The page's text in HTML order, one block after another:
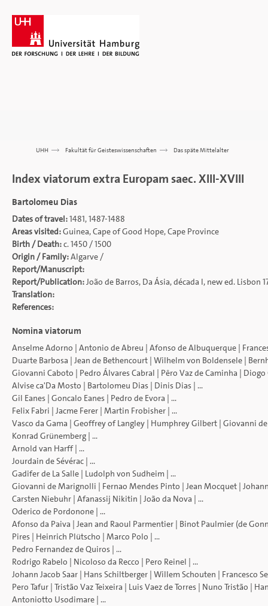
UHH >>> Fakultät für Geisteswissenschaften >>> Das späte Mittelalter
Index viatorum extra Europam saec. XIII-XVIII
Bartolomeu Dias
Dates of travel:1481, 1487-1488
Areas visited:Guinea, Cape of Good Hope, Cape Province
Birth / Death:c. 1450 / 1500
Origin / Family:Algarve /
Report/Manuscript:
Report/Publication:João de Barros, Da Ásia, década I, new ed. Lisbon
Translation:
References:
Nomina viatorum
Anselme Adorno | Antonio de Abreu | Afonso de Albuquerque |
Duarte Barbosa | Jean de Bethencourt | Wilhelm von Boldensele |
Giovanni Caboto | Pedro Álvares Cabral | Pêro Vaz de Caminha | Diogo
Alvise ca'Da Mosto | Bartolomeu Dias | Dinis Dias | ...
Gil Eanes | Goncalo Eanes | Pedro de Evora | ...
Felix Fabri | Jacme Ferer | Martin Frobisher | ...
Vasco da Gama | Geoffrey of Langley | Humphrey Gilbert | Giovanni
Konrad Grünemberg | ...
Arnold van Harff| ...
Jourdain de Sévérac | ...
Gadifer de La Salle | Ludolph von Sudheim | ...
Giovanni de Marignolli | Fernao Mendes Pinto | Jean Mocquet |
Carsten Niebuhr | Afanassij Nikitin | João da Nova | ...
Oderico de Pordonone | ...
Afonso da Paiva | Jean and Raoul Parmentier | Binot Paulmier (de
Pires | Heinrich Plütscho | Marco Polo | ...
Pedro Fernandez de Quiros | ...
Rodrigo Rabelo | Nicoloso da Recco | Pero Reinel | ...
Johann Jacob Saar | Hans Schiltberger | Willem Schouten | Francesco
Pero Tafur | Tristão Vaz Teixeira | Luis Vaez de Torres | Nuno Tristão |
Antoniotto Usodimare | ...